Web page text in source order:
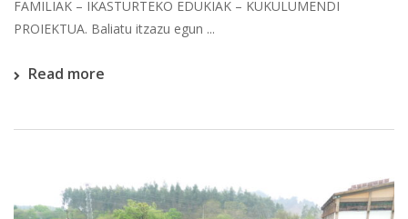
FAMILIAK – IKASTURTEKO EDUKIAK – KUKULUMENDI
PROIEKTUA. Baliatu itzazu egun ...
Read more